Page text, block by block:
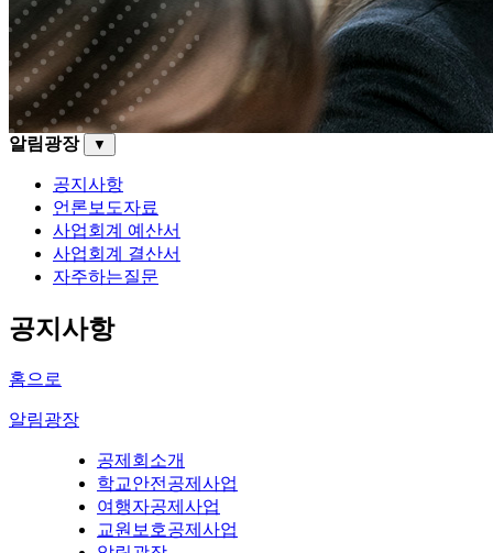
알림광장 ▼
공지사항
언론보도자료
사업회계 예산서
사업회계 결산서
자주하는질문
공지사항
홈으로
알림광장
공제회소개
학교안전공제사업
여행자공제사업
교원보호공제사업